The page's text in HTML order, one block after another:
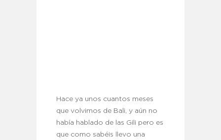
Hace ya unos cuantos meses
que volvimos de Bali, y aún no
había hablado de las Gili pero es
que como sabéis llevo una